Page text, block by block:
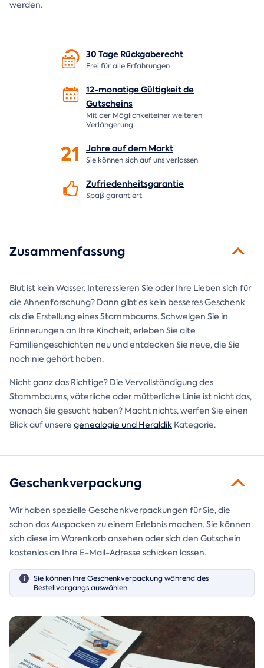
werden.
30 Tage Rückgaberecht
Frei für alle Erfahrungen
12-monatige Gültigkeit de
Gutscheins
Mit der Möglichkeiteiner weiteren
Verlängerung
21 Jahre auf dem Markt
Sie können sich auf uns verlassen
Zufriedenheitsgarantie
Spaß garantiert
Zusammenfassung
Blut ist kein Wasser. Interessieren Sie oder Ihre Lieben sich für
die Ahnenforschung? Dann gibt es kein besseres Geschenk
als die Erstellung eines Stammbaums. Schwelgen Sie in
Erinnerungen an Ihre Kindheit, erleben Sie alte
Familiengeschichten neu und entdecken Sie neue, die Sie
noch nie gehört haben.
Nicht ganz das Richtige? Die Vervollständigung des
Stammbaums, väterliche oder mütterliche Linie ist nicht das,
wonach Sie gesucht haben? Macht nichts, werfen Sie einen
Blick auf unsere genealogie und Heraldik Kategorie.
Geschenkverpackung
Wir haben spezielle Geschenkverpackungen für Sie, die
schon das Auspacken zu einem Erlebnis machen. Sie können
sich diese im Warenkorb ansehen oder sich den Gutschein
kostenlos an Ihre E-Mail-Adresse schicken lassen.
Sie können Ihre Geschenkverpackung während des
Bestellvorgangs auswählen.